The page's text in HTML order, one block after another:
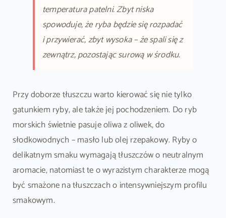
temperatura patelni. Zbyt niska
spowoduje, że ryba będzie się rozpadać
i przywierać, zbyt wysoka – że spali się z
zewnątrz, pozostając surową w środku.
Przy doborze tłuszczu warto kierować się nie tylko
gatunkiem ryby, ale także jej pochodzeniem. Do ryb
morskich świetnie pasuje oliwa z oliwek, do
słodkowodnych – masło lub olej rzepakowy. Ryby o
delikatnym smaku wymagają tłuszczów o neutralnym
aromacie, natomiast te o wyrazistym charakterze mogą
być smażone na tłuszczach o intensywniejszym profilu
smakowym.